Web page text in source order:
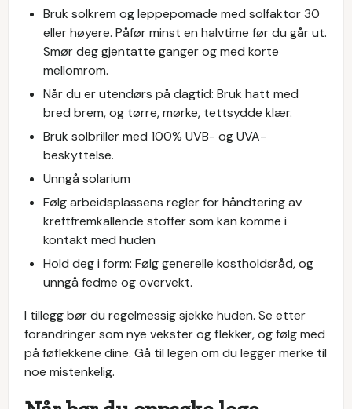
Bruk solkrem og leppepomade med solfaktor 30
eller høyere. Påfør minst en halvtime før du går ut.
Smør deg gjentatte ganger og med korte
mellomrom.
Når du er utendørs på dagtid: Bruk hatt med
bred brem, og tørre, mørke, tettsydde klær.
Bruk solbriller med 100% UVB- og UVA-
beskyttelse.
Unngå solarium
Følg arbeidsplassens regler for håndtering av
kreftfremkallende stoffer som kan komme i
kontakt med huden
Hold deg i form: Følg generelle kostholdsråd, og
unngå fedme og overvekt.
I tillegg bør du regelmessig sjekke huden. Se etter
forandringer som nye vekster og flekker, og følg med
på føflekkene dine. Gå til legen om du legger merke til
noe mistenkelig.